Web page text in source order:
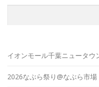
イオンモール千葉ニュータウ
2026なぶら祭り@なぶら市場